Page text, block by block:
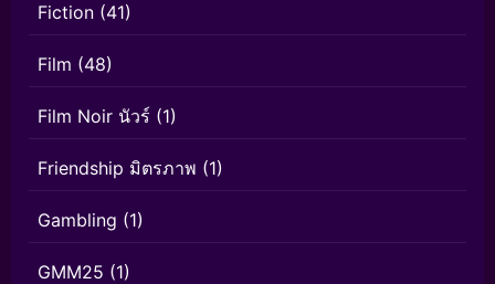
Fiction (41)
Film (48)
Film Noir นัวร์ (1)
Friendship มิตรภาพ (1)
Gambling (1)
GMM25 (1)